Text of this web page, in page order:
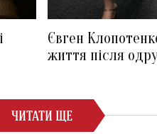
Євген
життя після
ЧИТАТИ ЩЕ